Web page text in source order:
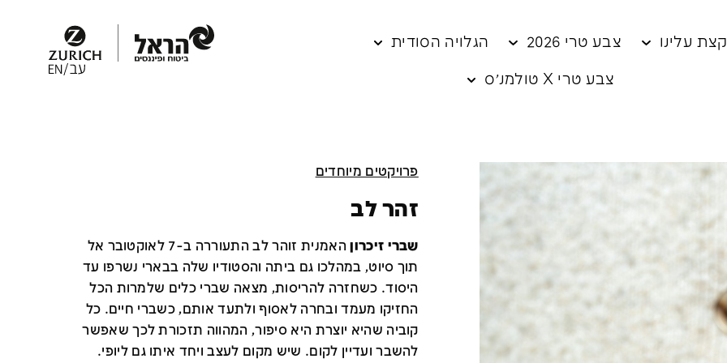
קצת עלינו צבע טרי 2026 הגלויה הסודית
צבע טרי X טולמנ׳ס
פרויקטים מיוחדים
זהר לב
שברי זיכרון
האמנית זוהר לב התעוררה ב-7 לאוקטובר אל
תוך סיוט, במהלכו גם ביתה והסטודיו שלה בבארי נשרפו עד
היסוד. כשחזרה להריסות, מצאה שברי כלים שלמרות הכל
החזיקו מעמד ובחרה לאסוף ולתעד אותם, כשברי חיים. כל
קוביה שהיא יוצרת היא סיפור, המהווה תזכורת לכך שאפשר
להשבר ועדיין לקום. שיש מקום לעצב ויחד איתו גם ליופי.